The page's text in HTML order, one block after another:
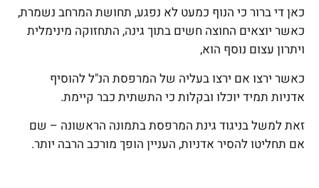
כאן די ברור כי הנוף כמעט לא נפגע, תחושת המרחב נשמרת,
כאשר יוצאים החוצה חשים בתוך גינה, התחזוקה מינימלית
ויתרון עצום נוסף הוא,
כאשר ירצו אם ירצו בעליה של המרפסת הנ"ל להוסיף
אדניות תמיד יוכלו ובקלות כי התשתית כבר קיימת.
זאת למשל בניגוד גינת המרפסת בתמונה הראשונה – שם
אם תחליטו להסיר אדניות, העניין הופך מורכב הרבה יותר.